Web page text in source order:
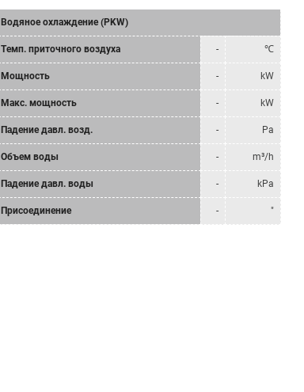
Водяное охлаждение (PKW)
Tемп. приточного воздуха - ℃
Мощность - kW
Mакс. мощность - kW
Падение давл. возд. - Pa
Объем воды - m³/h
Падение давл. воды - kPa
Присоединение - "